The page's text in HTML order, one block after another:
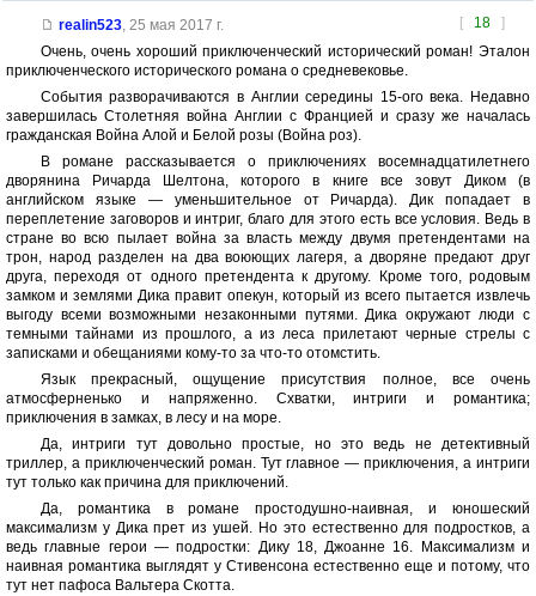
[ 18 ]
realin523, 25 мая 2017 г.
Очень, очень хороший приключенческий исторический роман! Эталон
приключенческого исторического романа о средневековье.
События разворачиваются в Англии середины 15-ого века. Недавно
завершилась Столетняя война Англии с Францией и сразу же началась
гражданская Война Алой и Белой розы (Война роз).
В романе рассказывается о приключениях восемнадцатилетнего
дворянина Ричарда Шелтона, которого в книге все зовут Диком (в
английском языке — уменьшительное от Ричарда). Дик попадает в
переплетение заговоров и интриг, благо для этого есть все условия. Ведь в
стране во всю пылает война за власть между двумя претендентами на
трон, народ разделен на два воюющих лагеря, а дворяне предают друг
друга, переходя от одного претендента к другому. Кроме того, родовым
замком и землями Дика правит опекун, который из всего пытается извлечь
выгоду всеми возможными незаконными путями. Дика окружают люди с
темными тайнами из прошлого, а из леса прилетают черные стрелы с
записками и обещаниями кому-то за что-то отомстить.
Язык прекрасный, ощущение присутствия полное, все очень
атмосферненько и напряженно. Схватки, интриги и романтика;
приключения в замках, в лесу и на море.
Да, интриги тут довольно простые, но это ведь не детективный
триллер, а приключенческий роман. Тут главное — приключения, а интриги
тут только как причина для приключений.
Да, романтика в романе простодушно-наивная, и юношеский
максимализм у Дика прет из ушей. Но это естественно для подростков, а
ведь главные герои — подростки: Дику 18, Джоанне 16. Максимализм и
наивная романтика выглядят у Стивенсона естественно еще и потому, что
тут нет пафоса Вальтера Скотта.